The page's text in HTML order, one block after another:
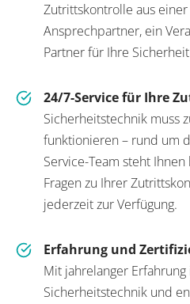
Zutrittskontrolle aus
Ansprechpartner, ein
Partner für Ihre
24/7-Service für Ihre
Sicherheitstechnik muss
funktionieren – rund um
Service-Team steht
Fragen zu Ihrer
jederzeit zur Verfügung.
Erfahrung und
Mit jahrelanger
Sicherheitstechnik und